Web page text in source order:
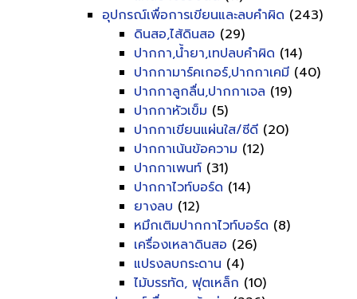
อุปกรณ์เพื่อการเขียนและลบคำผิด (243)
ดินสอ,ไส้ดินสอ (29)
ปากกา,น้ำยา,เทปลบคำผิด (14)
ปากกามาร์คเกอร์,ปากกาเคมี (40)
ปากกาลูกลื่น,ปากกาเจล (19)
ปากกาหัวเข็ม (5)
ปากกาเขียนแผ่นใส/ซีดี (20)
ปากกาเน้นข้อความ (12)
ปากกาเพนท์ (31)
ปากกาไวท์บอร์ด (14)
ยางลบ (12)
หมึกเติมปากกาไวท์บอร์ด (8)
เครื่องเหลาดินสอ (26)
แปรงลบกระดาน (4)
ไม้บรรทัด, ฟุตเหล็ก (10)